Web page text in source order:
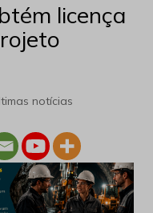
licença
notícias